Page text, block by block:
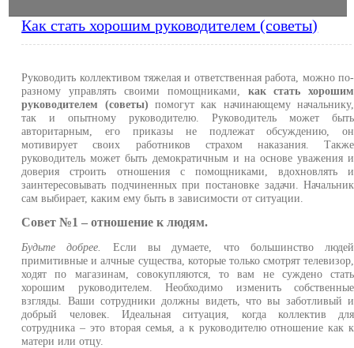
Как стать хорошим руководителем (советы)
Руководить коллективом тяжелая и ответственная работа, можно по-
разному управлять своими помощниками, как стать хорошим
руководителем (советы) помогут как начинающему начальнику,
так и опытному руководителю. Руководитель может быть
авторитарным, его приказы не подлежат обсуждению, он
мотивирует своих работников страхом наказания. Также
руководитель может быть демократичным и на основе уважения и
доверия строить отношения с помощниками, вдохновлять и
заинтересовывать подчиненных при постановке задачи. Начальник
сам выбирает, каким ему быть в зависимости от ситуации.
Совет №1 – отношение к людям.
Будьте добрее.
Если вы думаете, что большинство людей
примитивные и алчные существа, которые только смотрят телевизор,
ходят по магазинам, совокупляются, то вам не суждено стать
хорошим руководителем. Необходимо изменить собственные
взгляды. Ваши сотрудники должны видеть, что вы заботливый и
добрый человек. Идеальная ситуация, когда коллектив для
сотрудника – это вторая семья, а к руководителю отношение как к
матери или отцу.